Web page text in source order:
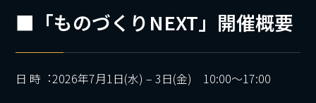
■「ものづくりNEXT」開催概要
⽇ 時︓2026年7月1日(水) – 3日(金) 10:00～17:00